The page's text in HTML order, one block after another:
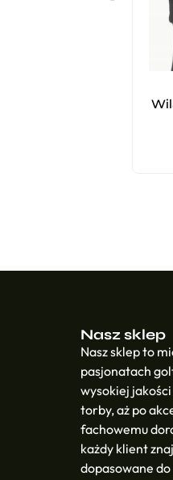
Nasz sklep
Nasz sklep to
pasjonatach
wysokiej
torby, aż po
fachowemu
każdy klient
dopasowane